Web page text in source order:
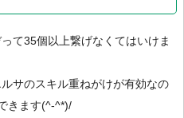
て35個以上繋げなくてはいけま
サのスキル重ねがけが有効なの
きます(^-^*)/